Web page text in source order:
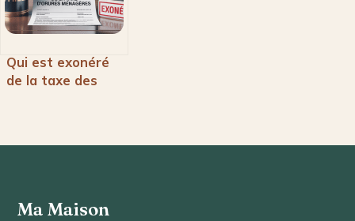
Qui est exonéré
de la taxe des
Ma Maison